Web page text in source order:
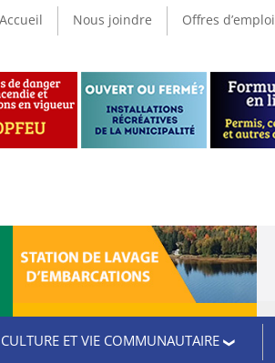
Accueil Nous joindre Offres d’emploi
ET VIE COMMUNAUTAIRE